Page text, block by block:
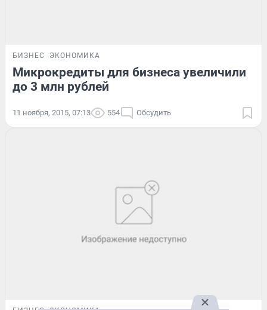
БИЗНЕС ЭКОНОМИКА
Микрокредиты для бизнеса увеличили
до 3 млн рублей
11 ноября, 2015, 07:13 554 Обсудить